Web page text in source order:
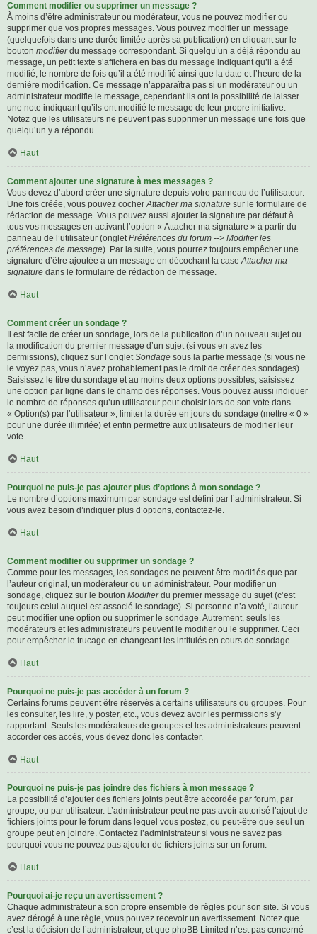
Comment modifier ou supprimer un message ?
À moins d’être administrateur ou modérateur, vous ne pouvez modifier ou
supprimer que vos propres messages. Vous pouvez modifier un message
(quelquefois dans une durée limitée après sa publication) en cliquant sur le
bouton modifierdu message correspondant. Si quelqu’un a déjà répondu au
message, un petit texte s’affichera en bas du message indiquant qu’il a été
modifié, le nombre de fois qu’il a été modifié ainsi que la date et l’heure de la
dernière modification. Ce message n’apparaîtra pas si un modérateur ou un
administrateur modifie le message, cependant ils ont la possibilité de laisser
une note indiquant qu’ils ont modifié le message de leur propre initiative.
Notez que les utilisateurs ne peuvent pas supprimer un message une fois que
quelqu’un y a répondu.
Haut
Comment ajouter une signature à mes messages ?
Vous devez d’abord créer une signature depuis votre panneau de l’utilisateur.
Une fois créée, vous pouvez cocherAttacher ma signature sur le formulaire de
rédaction de message. Vous pouvez aussi ajouter la signature par défaut à
tous vos messages en activant l’option « Attacher ma signature » à partir du
panneau de l’utilisateur (ongletPréférences du forum --> Modifier les
préférences de message). Par la suite, vous pourrez toujours empêcher une
signature d’être ajoutée à un message en décochant la caseAttacher ma
signature dans le formulaire de rédaction de message.
Haut
Comment créer un sondage ?
Il est facile de créer un sondage, lors de la publication d’un nouveau sujet ou
la modification du premier message d’un sujet (si vous en avez les
permissions), cliquez sur l’ongletSondage sous la partie message (si vous ne
le voyez pas, vous n’avez probablement pas le droit de créer des sondages).
Saisissez le titre du sondage et au moins deux options possibles, saisissez
une option par ligne dans le champ des réponses. Vous pouvez aussi indiquer
le nombre de réponses qu’un utilisateur peut choisir lors de son vote dans
« Option(s) par l’utilisateur », limiter la durée en jours du sondage (mettre « 0 »
pour une durée illimitée) et enfin permettre aux utilisateurs de modifier leur
vote.
Haut
Pourquoi ne puis-je pas ajouter plus d’options à mon sondage ?
Le nombre d’options maximum par sondage est défini par l’administrateur. Si
vous avez besoin d’indiquer plus d’options, contactez-le.
Haut
Comment modifier ou supprimer un sondage ?
Comme pour les messages, les sondages ne peuvent être modifiés que par
l’auteur original, un modérateur ou un administrateur. Pour modifier un
sondage, cliquez sur le bouton Modifierdu premier message du sujet (c’est
toujours celui auquel est associé le sondage). Si personne n’a voté, l’auteur
peut modifier une option ou supprimer le sondage. Autrement, seuls les
modérateurs et les administrateurs peuvent le modifier ou le supprimer. Ceci
pour empêcher le trucage en changeant les intitulés en cours de sondage.
Haut
Pourquoi ne puis-je pas accéder à un forum ?
Certains forums peuvent être réservés à certains utilisateurs ou groupes. Pour
les consulter, les lire, y poster, etc., vous devez avoir les permissions s’y
rapportant. Seuls les modérateurs de groupes et les administrateurs peuvent
accorder ces accès, vous devez donc les contacter.
Haut
Pourquoi ne puis-je pas joindre des fichiers à mon message ?
La possibilité d’ajouter des fichiers joints peut être accordée par forum, par
groupe, ou par utilisateur. L’administrateur peut ne pas avoir autorisé l’ajout de
fichiers joints pour le forum dans lequel vous postez, ou peut-être que seul un
groupe peut en joindre. Contactez l’administrateur si vous ne savez pas
pourquoi vous ne pouvez pas ajouter de fichiers joints sur un forum.
Haut
Pourquoi ai-je reçu un avertissement ?
Chaque administrateur a son propre ensemble de règles pour son site. Si vous
avez dérogé à une règle, vous pouvez recevoir un avertissement. Notez que
c’est la décision de l’administrateur, et que phpBB Limited n’est pas concerné